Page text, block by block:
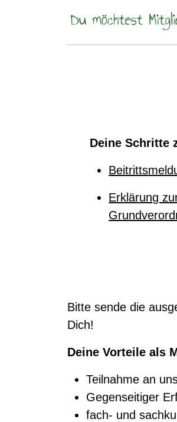
Deine Schritte
Erklärung
Bitte sende die
Dich!
Deine Vorteile als
Teilnahme an
Gegenseitiger
fach- und